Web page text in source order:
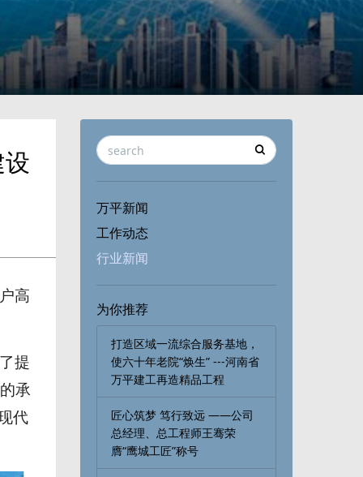
高
提
承
代
万平新闻
工作动态
行业新闻
为你推荐
打造区域一流综合服务基地，
使六十年老院“焕生” ---河南省
万平建工再造精品工程
匠心筑梦 笃行致远 ——公司
总经理、总工程师王骞荣
膺“鹰城工匠”称号